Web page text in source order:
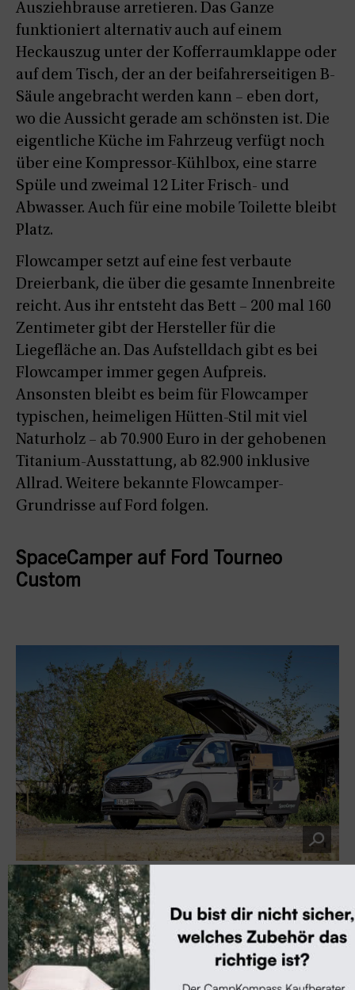
Ausziehbrause arretieren. Das Ganze
funktioniert alternativ auch auf einem
Heckauszug unter der Kofferraumklappe oder
auf dem Tisch, der an der beifahrerseitigen B-
Säule angebracht werden kann – eben dort,
wo die Aussicht gerade am schönsten ist. Die
eigentliche Küche im Fahrzeug verfügt noch
über eine Kompressor-Kühlbox, eine starre
Spüle und zweimal 12 Liter Frisch- und
Abwasser. Auch für eine mobile Toilette bleibt
Platz.
Flowcamper setzt auf eine fest verbaute
Dreierbank, die über die gesamte Innenbreite
reicht. Aus ihr entsteht das Bett – 200 mal 160
Zentimeter gibt der Hersteller für die
Liegefläche an. Das Aufstelldach gibt es bei
Flowcamper immer gegen Aufpreis.
Ansonsten bleibt es beim für Flowcamper
typischen, heimeligen Hütten-Stil mit viel
Naturholz – ab 70.900 Euro in der gehobenen
Titanium-Ausstattung, ab 82.900 inklusive
Allrad. Weitere bekannte Flowcamper-
Grundrisse auf Ford folgen.
SpaceCamper auf Ford Tourneo
Custom
Foto: Hersteller
Neueste Artikel
News & Termine
Caravan Salon Düsseldorf 2026: Alle Informationen